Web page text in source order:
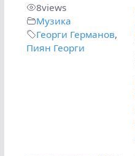
8views
Музика
Георги Германов,
Пиян Георги